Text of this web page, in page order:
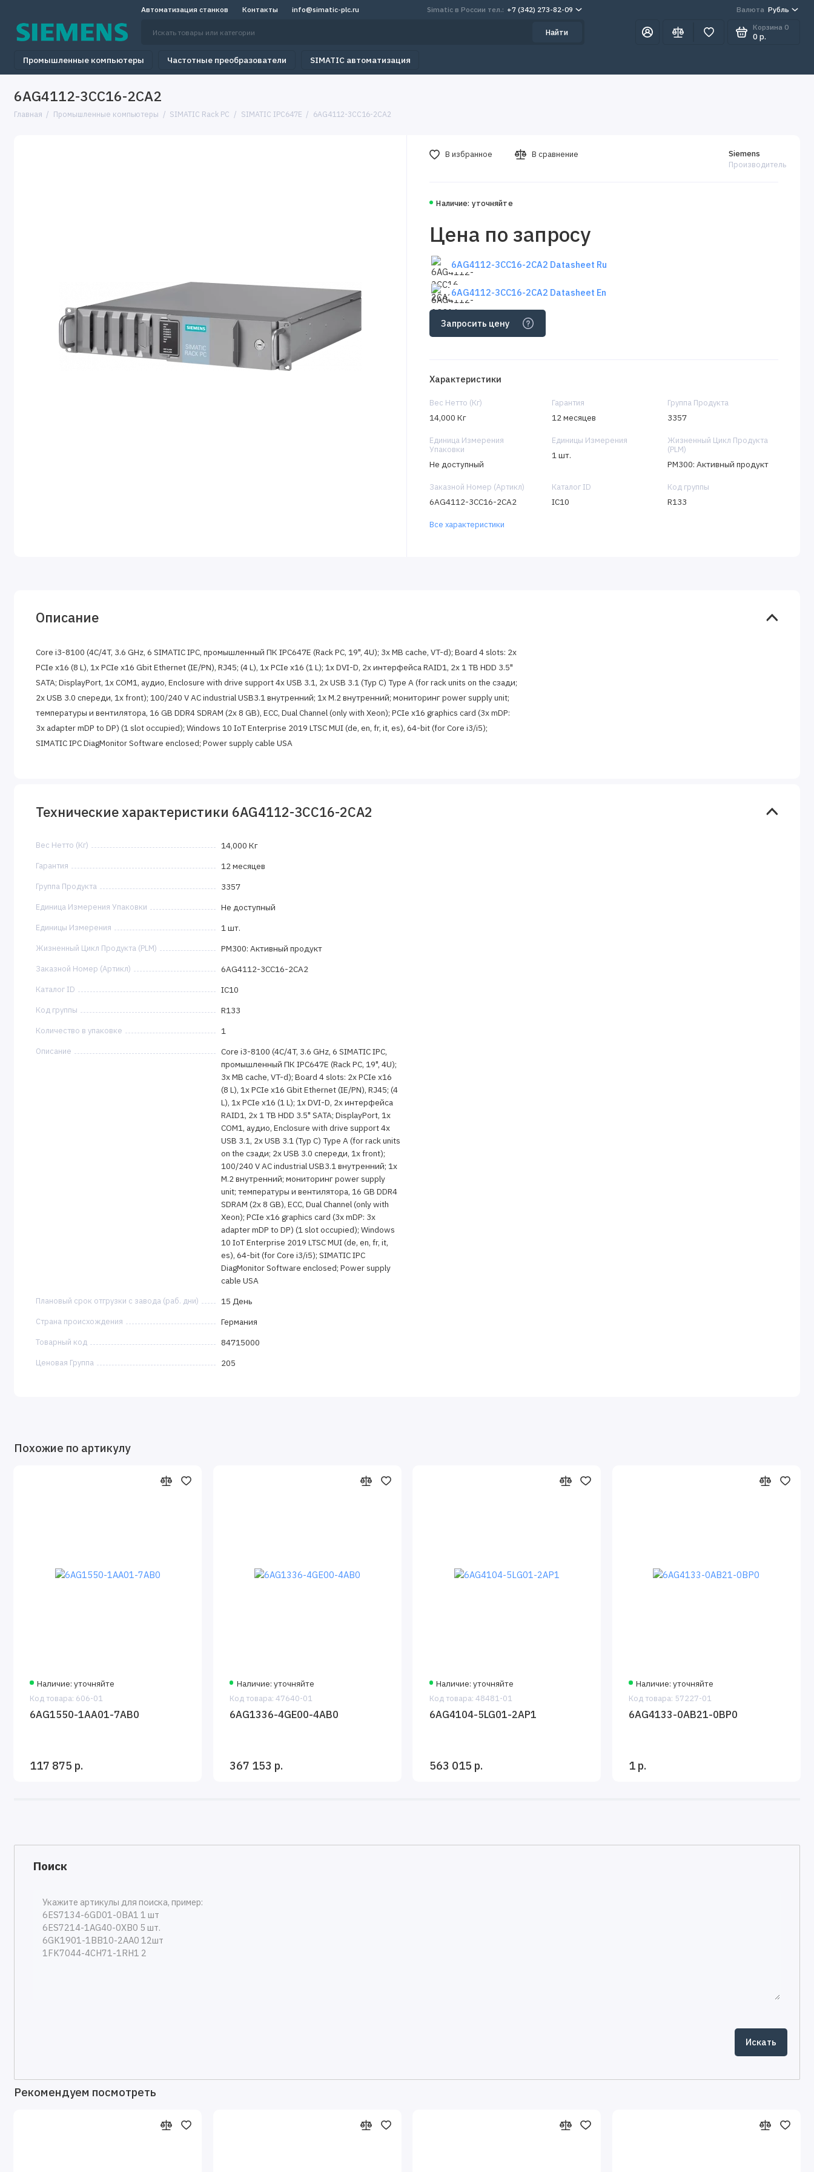
Автоматизация станков Контакты info@simatic-plc.ru Simatic в России тел.: +7 (342) 273-82-09 Валюта Рубль
Найти
Корзина 0
0 р.
Промышленные компьютеры Частотные преобразователи SIMATIC автоматизация
6AG4112-3CC16-2CA2
Главная Промышленные компьютеры SIMATIC Rack PC SIMATIC IPC647E 6AG4112-3CC16-2CA2
Наличие: уточняйте
Siemens
Производитель
Цена по запросу
6AG4112-3CC16-2CA2 Datasheet Ru
6AG4112-3CC16-2CA2 Datasheet En
Запросить цену
В избранное В сравнение
Характеристики
Вес Нетто (Кг)
14,000 Кг
Гарантия
12 месяцев
Группа Продукта
3357
Единица Измерения
Упаковки
Не доступный
Единицы Измерения
1 шт.
Жизненный Цикл Продукта
(PLM)
PM300: Активный продукт
Заказной Номер (Артикл)
6AG4112-3CC16-2CA2
Каталог ID
IC10
Код группы
R133
Все характеристики
Описание
Core i3-8100 (4C/4T, 3.6 GHz, 6 SIMATIC IPC, промышленный ПК IPC647E (Rack PC, 19", 4U); 3x MB cache, VT-d); Board 4 slots: 2x
PCIe x16 (8 L), 1x PCIe x16 Gbit Ethernet (IE/PN), RJ45; (4 L), 1x PCIe x16 (1 L); 1x DVI-D, 2x интерфейса RAID1, 2x 1 TB HDD 3.5"
SATA; DisplayPort, 1x COM1, аудио, Enclosure with drive support 4x USB 3.1, 2x USB 3.1 (Typ C) Type A (for rack units on the сзади;
2x USB 3.0 спереди, 1x front); 100/240 V AC industrial USB3.1 внутренний; 1x M.2 внутренний; мониторинг power supply unit;
температуры и вентилятора, 16 GB DDR4 SDRAM (2x 8 GB), ECC, Dual Channel (only with Xeon); PCIe x16 graphics card (3x mDP:
3x adapter mDP to DP) (1 slot occupied); Windows 10 IoT Enterprise 2019 LTSC MUI (de, en, fr, it, es), 64-bit (for Core i3/i5);
SIMATIC IPC DiagMonitor Software enclosed; Power supply cable USA
Технические характеристики 6AG4112-3CC16-2CA2
Вес Нетто (Кг) 14,000 Кг
Гарантия 12 месяцев
Группа Продукта 3357
Единица Измерения Упаковки Не доступный
Единицы Измерения 1 шт.
Жизненный Цикл Продукта (PLM) PM300: Активный продукт
Заказной Номер (Артикл) 6AG4112-3CC16-2CA2
Каталог ID IC10
Код группы R133
Количество в упаковке 1
Описание
Core i3-8100 (4C/4T, 3.6 GHz, 6 SIMATIC IPC,
промышленный ПК IPC647E (Rack PC, 19", 4U);
3x MB cache, VT-d); Board 4 slots: 2x PCIe x16
(8 L), 1x PCIe x16 Gbit Ethernet (IE/PN), RJ45; (4
L), 1x PCIe x16 (1 L); 1x DVI-D, 2x интерфейса
RAID1, 2x 1 TB HDD 3.5" SATA; DisplayPort, 1x
COM1, аудио, Enclosure with drive support 4x
USB 3.1, 2x USB 3.1 (Typ C) Type A (for rack units
on the сзади; 2x USB 3.0 спереди, 1x front);
100/240 V AC industrial USB3.1 внутренний; 1x
M.2 внутренний; мониторинг power supply
unit; температуры и вентилятора, 16 GB DDR4
SDRAM (2x 8 GB), ECC, Dual Channel (only with
Xeon); PCIe x16 graphics card (3x mDP: 3x
adapter mDP to DP) (1 slot occupied); Windows
10 IoT Enterprise 2019 LTSC MUI (de, en, fr, it,
es), 64-bit (for Core i3/i5); SIMATIC IPC
DiagMonitor Software enclosed; Power supply
cable USA
Плановый срок отгрузки с завода (раб. дни) 15 День
Страна происхождения Германия
Товарный код 84715000
Ценовая Группа 205
Похожие по артикулу
Наличие: уточняйте
Код товара: 606-01
6AG1550-1AA01-7AB0
117 875 р.
Наличие: уточняйте
Код товара: 47640-01
6AG1336-4GE00-4AB0
367 153 р.
Наличие: уточняйте
Код товара: 48481-01
6AG4104-5LG01-2AP1
563 015 р.
Наличие: уточняйте
Код товара: 57227-01
6AG4133-0AB21-0BP0
1 р.
Поиск
Рекомендуем посмотреть